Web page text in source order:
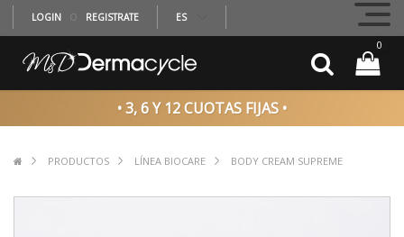
LOGIN O REGISTRATE ES
0
• 3, 6 Y 12 CUOTAS FIJAS •
PRODUCTOS LÍNEA BIOCARE BODY CREAM SUPREME